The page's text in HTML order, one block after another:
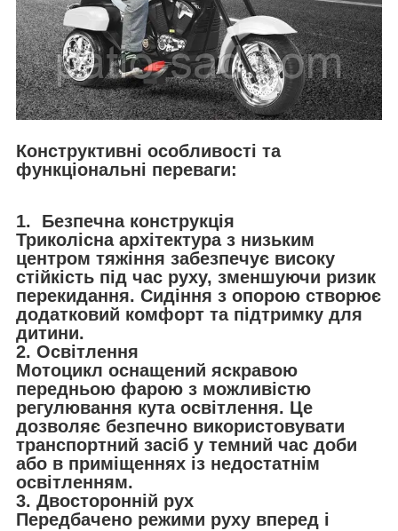
Конструктивні особливості та
функціональні переваги:
1. Безпечна конструкція
Триколісна архітектура з низьким
центром тяжіння забезпечує високу
стійкість під час руху, зменшуючи ризик
перекидання. Сидіння з опорою створює
додатковий комфорт та підтримку для
дитини.
2. Освітлення
Мотоцикл оснащений яскравою
передньою фарою з можливістю
регулювання кута освітлення. Це
дозволяє безпечно використовувати
транспортний засіб у темний час доби
або в приміщеннях із недостатнім
освітленням.
3. Двосторонній рух
Передбачено режими руху вперед і